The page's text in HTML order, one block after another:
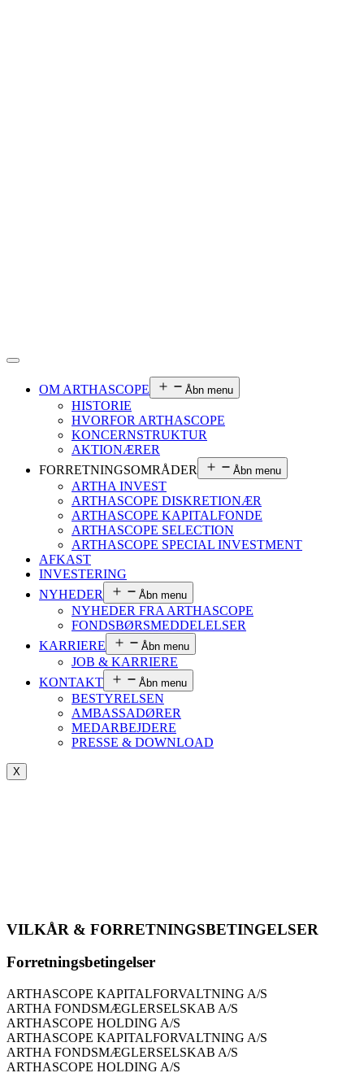
OM ARTHASCOPE Åbn menu
HISTORIE
HVORFOR ARTHASCOPE
KONCERNSTRUKTUR
AKTIONÆRER
FORRETNINGSOMRÅDER
Åbn menu
ARTHA INVEST
ARTHASCOPE DISKRETIONÆR
ARTHASCOPE KAPITALFONDE
ARTHASCOPE SELECTION
ARTHASCOPE SPECIAL INVESTMENT
AFKAST
INVESTERING
NYHEDER
Åbn menu
NYHEDER FRA ARTHASCOPE
FONDSBØRSMEDDELELSER
KARRIERE
Åbn menu
JOB & KARRIERE
KONTAKT
Åbn menu
BESTYRELSEN
AMBASSADØRER
MEDARBEJDERE
PRESSE & DOWNLOAD
X
VILKÅR & FORRETNINGSBETINGELSER
Forretningsbetingelser
ARTHASCOPE KAPITALFORVALTNING A/S
ARTHA FONDSMÆGLERSELSKAB A/S
ARTHASCOPE HOLDING A/S
ARTHASCOPE KAPITALFORVALTNING A/S
ARTHA FONDSMÆGLERSELSKAB A/S
ARTHASCOPE HOLDING A/S